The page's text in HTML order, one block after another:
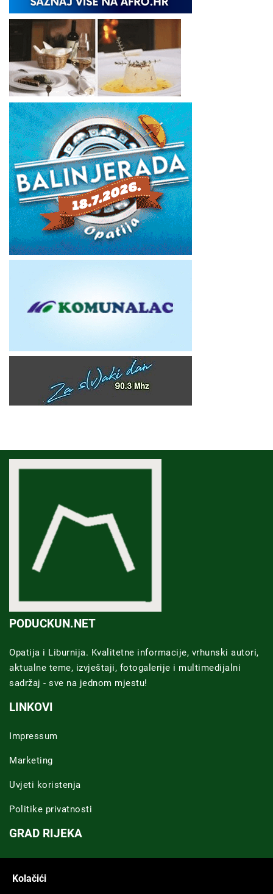
PODUCKUN.NET
Opatija i Liburnija. Kvalitetne informacije, vrhunski autori,
aktualne teme, izvještaji, fotogalerije i multimedijalni
sadržaj - sve na jednom mjestu!
LINKOVI
Impressum
Marketing
Uvjeti koristenja
Politike privatnosti
GRAD RIJEKA
Kolačići